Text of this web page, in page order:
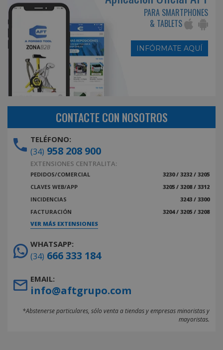
PARA SMARTPHONES
& TABLETS
INFÓRMATE AQUÍ
CONTACTE CON NOSOTROS
TELÉFONO:
(34) 958 208 900
EXTENSIONES CENTRALITA:
PEDIDOS/COMERCIAL
3230 / 3232 / 3205
CLAVES WEB/APP
3205 / 3208 / 3312
INCIDENCIAS
3243 / 3300
FACTURACIÓN
3204 / 3205 / 3208
VER MÁS EXTENSIONES
WHATSAPP:
(34) 666 333 184
EMAIL:
info@aftgrupo.com
*Abstenerse particulares, sólo venta a tiendas y empresas minoristas y
mayoristas.